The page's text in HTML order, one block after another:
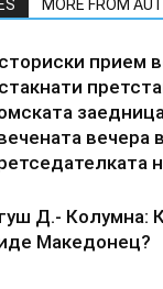
MORE FROM
прием
вечера
Д.- Колумна:
Македонец?